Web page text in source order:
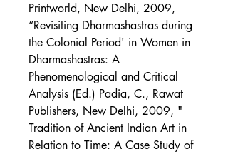
Printworld, New Delhi, 2009,
“Revisiting Dharmashastras during
the Colonial Period' in Women in
Dharmashastras: A
Phenomenological and Critical
Analysis (Ed.) Padia, C., Rawat
Publishers, New Delhi, 2009, "
Tradition of Ancient Indian Art in
Relation to Time: A Case Study of